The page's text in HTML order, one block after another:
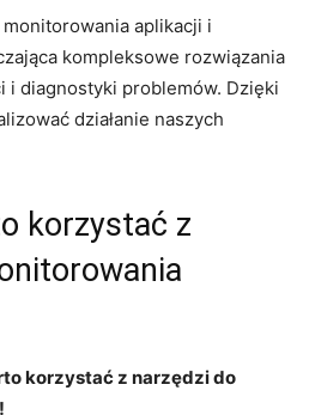
aplikacji i
⁣kompleksowe⁣ rozwiązania
i diagnostyki ‍problemów.⁤ Dzięki
działanie⁢ naszych
korzystać z
⁣korzystać z ⁢narzędzi do